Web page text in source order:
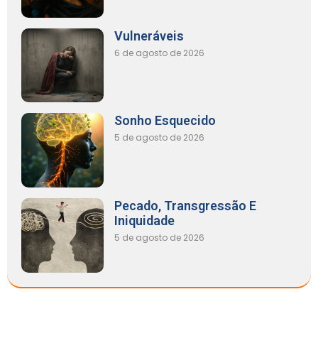
Vulneráveis
6 de agosto de 2026
Sonho Esquecido
5 de agosto de 2026
Pecado, Transgressão E
Iniquidade
5 de agosto de 2026